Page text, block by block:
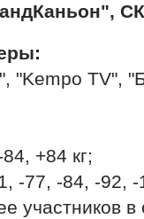
TV",
+84 кг;
-77, -84, -92, -
участников в